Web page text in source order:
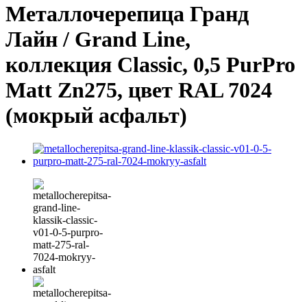
Металлочерепица Гранд
Лайн / Grand Line,
коллекция Classic, 0,5 PurPro
Matt Zn275, цвет RAL 7024
(мокрый асфальт)